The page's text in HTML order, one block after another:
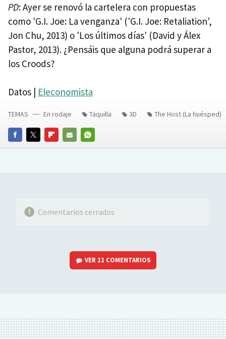
PD: Ayer se renovó la cartelera con propuestas
como 'G.I. Joe: La venganza' ('G.I. Joe: Retaliation',
Jon Chu, 2013) o 'Los últimos días' (David y Álex
Pastor, 2013). ¿Pensáis que alguna podrá superar a
los Croods?
Datos | Eleconomista
FACEBOOKTWITTERFLIPBOARD
E-
WHATSAPP
TEMAS En rodaje Taquilla 3D The Host (La huésped)
Comentarios cerrados
VER 11 COMENTARIOS